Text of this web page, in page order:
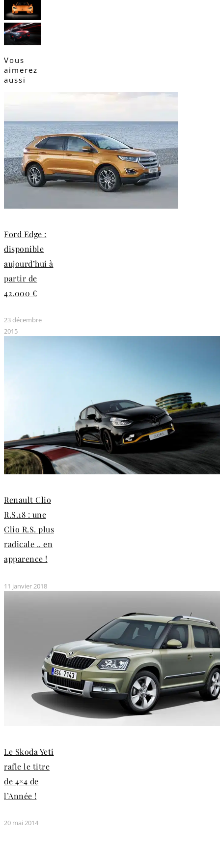
Vous
aimerez
aussi
Ford Edge :
disponible
aujourd’hui à
partir de
42.000 €
23 décembre
2015
Renault Clio
R.S.18 : une
Clio R.S. plus
radicale .. en
apparence !
11 janvier 2018
Le Skoda Yeti
rafle le titre
de 4×4 de
l’Année !
20 mai 2014